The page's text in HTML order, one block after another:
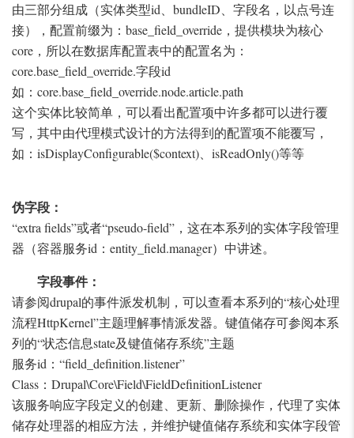
由三部分组成（实体类型id、bundleID、字段名，以点号连
接），配置前缀为：base_field_override，提供模块为核心
core，所以在数据库配置表中的配置名为：
core.base_field_override.字段id
如：core.base_field_override.node.article.path
这个实体比较简单，可以看出配置项中许多都可以进行覆
写，其中由代理模式设计的方法得到的配置项不能覆写，
如：isDisplayConfigurable($context)、isReadOnly()等等
伪字段：
“extra fields”或者“pseudo-field”，这在本系列的实体字段管理
器（容器服务id：entity_field.manager）中讲述。
字段事件：
请参阅drupal的事件派发机制，可以查看本系列的“核心处理
流程HttpKernel”主题理解事情派发器。键值储存可参阅本系
列的“状态信息state及键值储存系统”主题
服务id：“field_definition.listener”
Class：Drupal\Core\Field\FieldDefinitionListener
该服务响应字段定义的创建、更新、删除操作，代理了实体
储存处理器的相应方法，并维护键值储存系统和实体字段管